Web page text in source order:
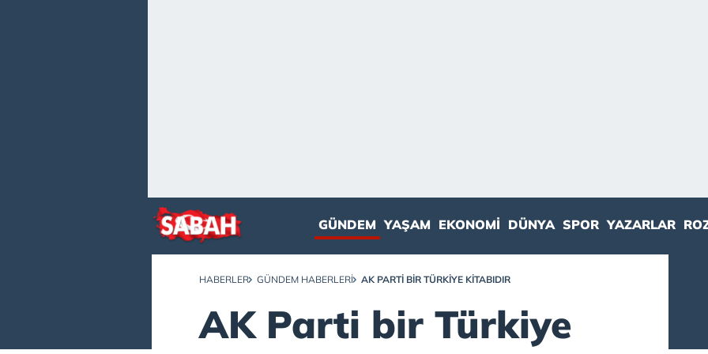
GÜNDEM YAŞAM EKONOMI DÜNYA SPOR YAZARLAR
HABERLER GÜNDEM HABERLERI AK PARTI BIR TÜRKIYE KITABIDIR
AK Parti bir Türkiye